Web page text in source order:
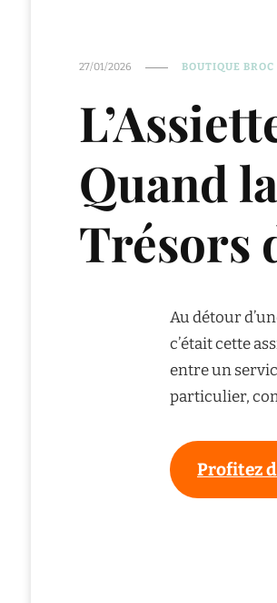
27/01/2026 BOUTIQUE BROC
Quand
Trésors
Au détour
c’était cette
entre un
particulier,
Profitez